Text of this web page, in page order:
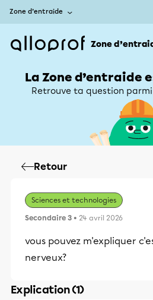
Zone d’entraide
Zone
La Zone d’entraide
Retrouve ta question parmi
Retour
Sciences et technologies
Secondaire 3 • 24 avril 2026
vous pouvez m'expliquer
nerveux?
Explication (1)